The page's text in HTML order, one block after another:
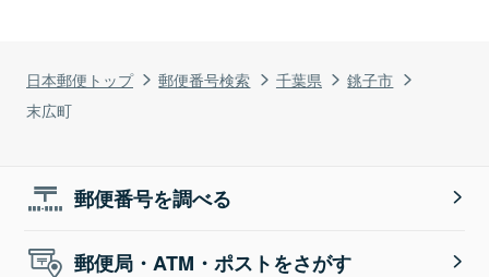
日本郵便トップ 郵便番号検索 千葉県
銚子市
末広町
郵便番号を調べる
郵便局・ATM・ポストをさがす